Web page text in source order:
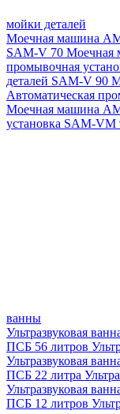
мойки деталей
Моечная машина
SAM-V 70 Моечная
промывочная
деталей SAM-V 90
Автоматическая
Моечная машина
установка SAM-VM
ванны
Ультразвуковая
ПСБ 56 литров
Ультразвуковая
ПСБ 22 литра
Ультразвуковая
ПСБ 12 литров